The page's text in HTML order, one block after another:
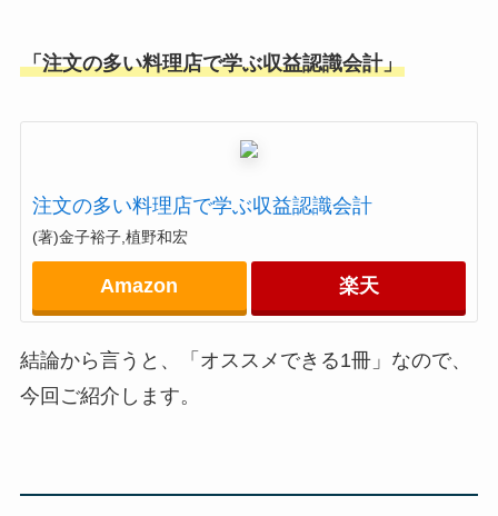
「注文の多い料理店で学ぶ収益認識会計」
注文の多い料理店で学ぶ収益認識会計
(著)金子裕子,植野和宏
Amazon 楽天
結論から言うと、 「オススメできる1冊」 なので、
今回ご紹介します。